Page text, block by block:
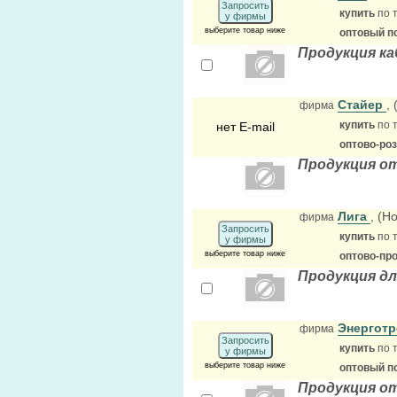
Запросить
у фирмы
выберите товар ниже
купить по
оптовый
Продукция
нет E-mail
фирма Стайер
купить по
оптово-
Продукция
Запросить
у фирмы
выберите товар ниже
фирма Лига ,
купить по
оптово-
Продукция
Запросить
у фирмы
выберите товар ниже
фирма
купить по
оптовый
Продукция